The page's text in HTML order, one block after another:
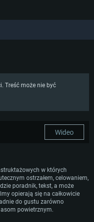
For MAC
Treść może nie być
Wideo
w których
ostrzałem, celowaniem,
poradnik, tekst, a może
opierają się na całkowicie
do gustu zarówno
powietrznym.